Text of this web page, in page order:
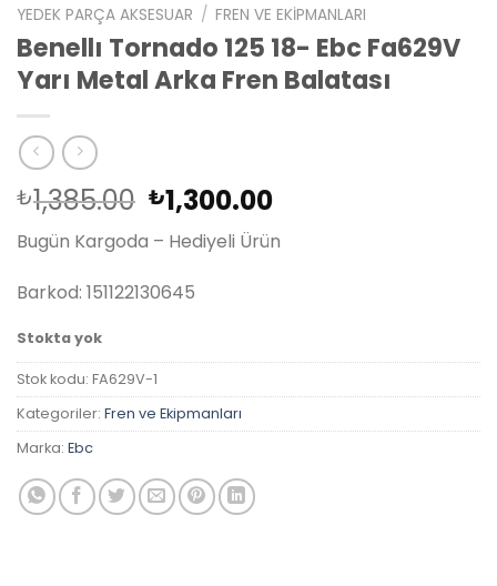
YEDEK PARÇA AKSESUAR / FREN VE EKIPMANLARI
Benellı Tornado 125 18- Ebc Fa629V
Yarı Metal Arka Fren Balatası
₺1,385.00 Orijinal
fiyat:
₺1,385.00.
₺1,300.00Şu
fiyat:
Bugün Kargoda – Hediyeli Ürün
Barkod: 151122130645
Stokta yok
Stok kodu: FA629V-1
Kategoriler: Fren ve Ekipmanları
Marka: Ebc